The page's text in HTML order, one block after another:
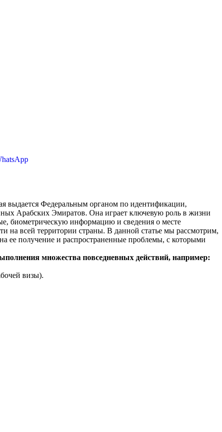
выдается Федеральным органом по идентификации,
Арабских Эмиратов. Она играет ключевую роль в жизни
биометрическую информацию и сведения о месте
на всей территории страны. В данной статье мы рассмотрим,
ее получение и распространенные проблемы, с которыми
множества повседневных действий, например:
визы).